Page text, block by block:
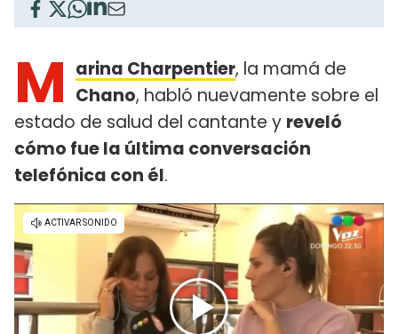
M arina Charpentier, la mamá de
Chano, habló nuevamente sobre el
estado de salud del cantante y reveló
cómo fue la última conversación
telefónica con él.